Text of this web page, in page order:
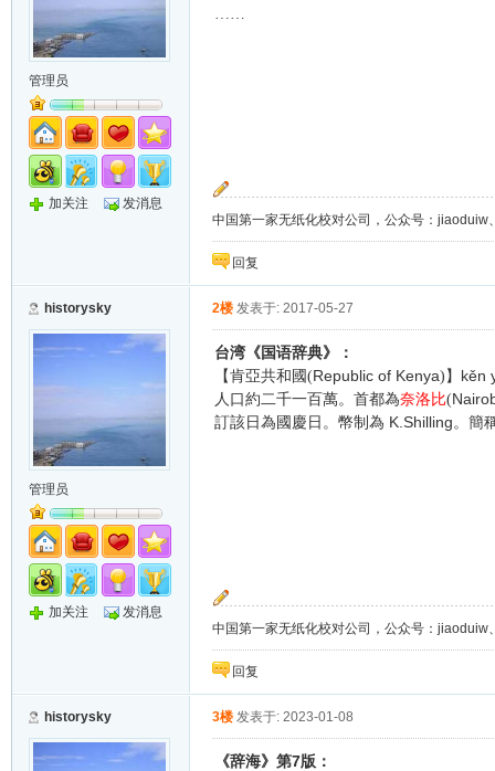
管理员
加关注 发消息
……
中国第一家无纸化校对公司，公众号：
回复
historysky
管理员
加关注 发消息
2楼 发表于: 2017-05-27
台湾《国语辞典》：
【肯亞共和國(Republic of Kenya) 】kěn
人口約二千一百萬。首都為奈洛比(
訂該日為國慶日。幣制為 K.Shilling。簡
中国第一家无纸化校对公司，公众号：
回复
historysky 3楼 发表于: 2023-01-08
《辞海》第7版：